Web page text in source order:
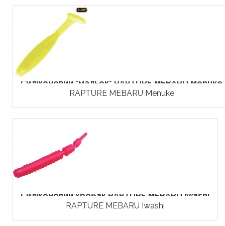
Силіконовий "мальок" RAPTURE MEBARU Menuke
RAPTURE MEBARU Menuke
Силіконовий хробак RAPTURE MEBARU Iwashi
RAPTURE MEBARU Iwashi